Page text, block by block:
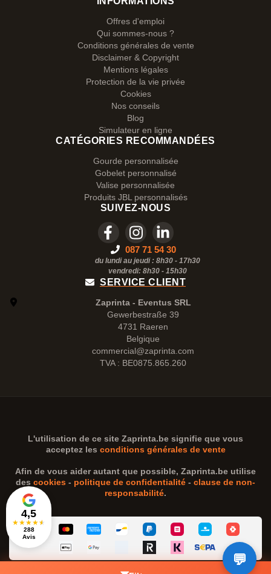
4,5
★★★★★
288
Avis
Offres d'emploi
Qui sommes-nous ?
Conditions générales de vente
Disclaimer & Copyright
Mentions légales
Protection de la vie privée
Cookies
Nos conseils
Blog
Simulateur en ligne
CATÉGORIES RECOMMANDÉES
Gourde personnalisée
Gobelet personnalisé
Valise personnalisée
Produits JBL personnalisés
SUIVEZ-NOUS
087 71 54 30
du lundi au jeudi : 8h30 - 17h30
vendredi: 8h30 - 15h30
SERVICE CLIENT
Zaprinta - Eventus SRL
Gewerbestraße 39
4731 Raeren
Belgique
commercial@zaprinta.com
TVA : BE0875.865.260
L'utilisation de ce site Zaprinta.be signifie que vous
acceptez les conditions générales de vente
Afin de vous aider autant que possible, Zaprinta.be utilise
des cookies - politique de confidentialité - clause de non-
responsabilité.